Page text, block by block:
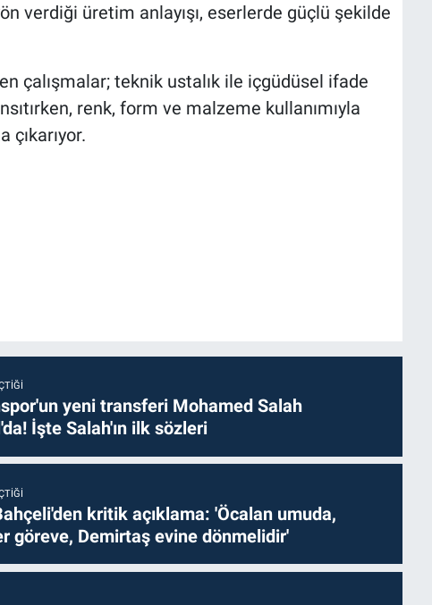
verdiği üretim anlayışı, eserlerde güçlü şekilde
çalışmalar; teknik ustalık ile içgüdüsel ifade
renk, form ve malzeme kullanımıyla
yeni transferi Mohamed Salah
İşte Salah'ın ilk sözleri
kritik açıklama: 'Öcalan umuda,
göreve, Demirtaş evine dönmelidir'